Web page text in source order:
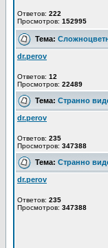
Ответов: 222
Просмотров: 152995
Тема:
dr.perov
Ответов: 12
Просмотров: 22489
Тема: Странно
dr.perov
Ответов: 235
Просмотров: 347388
Тема: Странно
dr.perov
Ответов: 235
Просмотров: 347388